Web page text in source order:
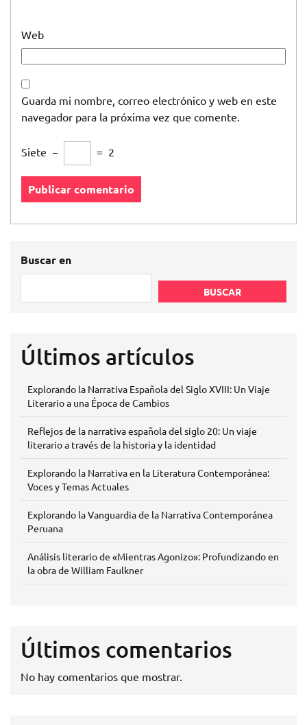
Web
Guarda mi nombre, correo electrónico y web en este
navegador para la próxima vez que comente.
Siete − = 2
Buscar en
BUSCAR
Últimos artículos
Explorando la Narrativa Española del Siglo XVIII: Un Viaje
Literario a una Época de Cambios
Reflejos de la narrativa española del siglo 20: Un viaje
literario a través de la historia y la identidad
Explorando la Narrativa en la Literatura Contemporánea:
Voces y Temas Actuales
Explorando la Vanguardia de la Narrativa Contemporánea
Peruana
Análisis literario de «Mientras Agonizo»: Profundizando en
la obra de William Faulkner
Últimos comentarios
No hay comentarios que mostrar.